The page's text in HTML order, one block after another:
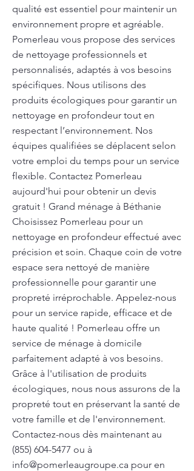
qualité est essentiel pour maintenir un
environnement propre et agréable.
Pomerleau vous propose des services
de nettoyage professionnels et
personnalisés, adaptés à vos besoins
spécifiques. Nous utilisons des
produits écologiques pour garantir un
nettoyage en profondeur tout en
respectant l’environnement. Nos
équipes qualifiées se déplacent selon
votre emploi du temps pour un service
flexible. Contactez Pomerleau
aujourd'hui pour obtenir un devis
gratuit ! Grand ménage à Béthanie
Choisissez Pomerleau pour un
nettoyage en profondeur effectué avec
précision et soin. Chaque coin de votre
espace sera nettoyé de manière
professionnelle pour garantir une
propreté irréprochable. Appelez-nous
pour un service rapide, efficace et de
haute qualité ! Pomerleau offre un
service de ménage à domicile
parfaitement adapté à vos besoins.
Grâce à l'utilisation de produits
écologiques, nous nous assurons de la
propreté tout en préservant la santé de
votre famille et de l'environnement.
Contactez-nous dès maintenant au
(855) 604-5477 ou à
info@pomerleaugroupe.ca pour en